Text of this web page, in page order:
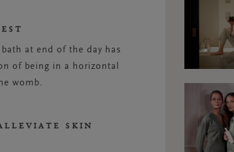
at end of the day has
of being in a horizontal
womb.
SKIN